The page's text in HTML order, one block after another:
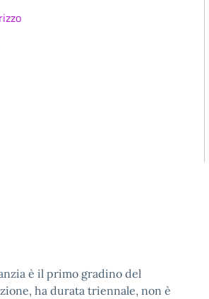
è il primo gradino del
ha durata triennale, non è